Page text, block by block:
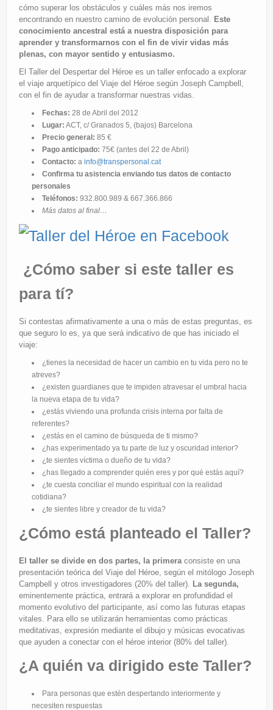
cómo superar los obstáculos y cuáles más nos iremos
encontrando en nuestro camino de evolución personal. Este
conocimiento ancestral está a nuestra disposición para
aprender y transformarnos con el fin de vivir vidas más
plenas, con mayor sentido y entusiasmo.
El Taller del Despertar del Héroe es un taller enfocado a explorar
el viaje arquetípico del Viaje del Héroe según Joseph Campbell,
con el fin de ayudar a transformar nuestras vidas.
Fechas: 28 de Abril del 2012
Lugar: ACT, c/ Granados 5, (bajos) Barcelona
Precio general: 85 €
Pago anticipado: 75€ (antes del 22 de Abril)
Contacto: a info@transpersonal.cat
Confirma tu asistencia enviando tus datos de contacto
personales
Teléfonos: 932.800.989 & 667.366.866
Más datos al final…
¿Cómo saber si este taller es
para tí?
Si contestas afirmativamente a una o más de estas preguntas, es
que seguro lo es, ya que será indicativo de que has iniciado el
viaje:
¿tienes la necesidad de hacer un cambio en tu vida pero no te
atreves?
¿existen guardianes que te impiden atravesar el umbral hacia
la nueva etapa de tu vida?
¿estás viviendo una profunda crisis interna por falta de
referentes?
¿estás en el camino de búsqueda de ti mismo?
¿has experimentado ya tu parte de luz y oscuridad interior?
¿te sientes víctima o dueño de tu vida?
¿has llegado a comprender quién eres y por qué estás aquí?
¿te cuesta conciliar el mundo espiritual con la realidad
cotidiana?
¿te sientes libre y creador de tu vida?
¿Cómo está planteado el Taller?
El taller se divide en dos partes, la primera consiste en una
presentación teórica del Viaje del Héroe, según el mitólogo Joseph
Campbell y otros investigadores (20% del taller). La segunda,
eminentemente práctica, entrará a explorar en profundidad el
momento evolutivo del participante, así como las futuras etapas
vitales. Para ello se utilizarán herramientas como prácticas
meditativas, expresión mediante el dibujo y músicas evocativas
que ayuden a conectar con el héroe interior (80% del taller).
¿A quién va dirigido este Taller?
Para personas que estén despertando interiormente y
necesiten respuestas